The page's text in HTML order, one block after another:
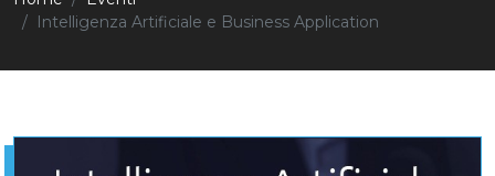
Intelligenza Artificiale e Business Application